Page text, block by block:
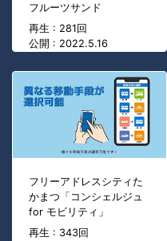
フルーツサンド
再生 : 281回
公開 : 2022.5.16
フリーアドレスシティた
かまつ「コンシェルジュ
for モビリティ」
再生 : 343回